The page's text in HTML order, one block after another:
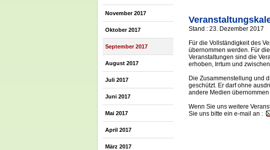
November 2017
Oktober 2017
September 2017
August 2017
Juli 2017
Juni 2017
Mai 2017
April 2017
März 2017
Stand : 23. Dezember 2017
Für die Vollständigkeit des
übernommen werden. Für
Veranstaltungen sind die
erhoben, Irrtum und
Die Zusammenstellung und
geschützt. Er darf ohne
andere Medien
Wenn Sie uns weitere
Sie uns bitte ein e-mail an :